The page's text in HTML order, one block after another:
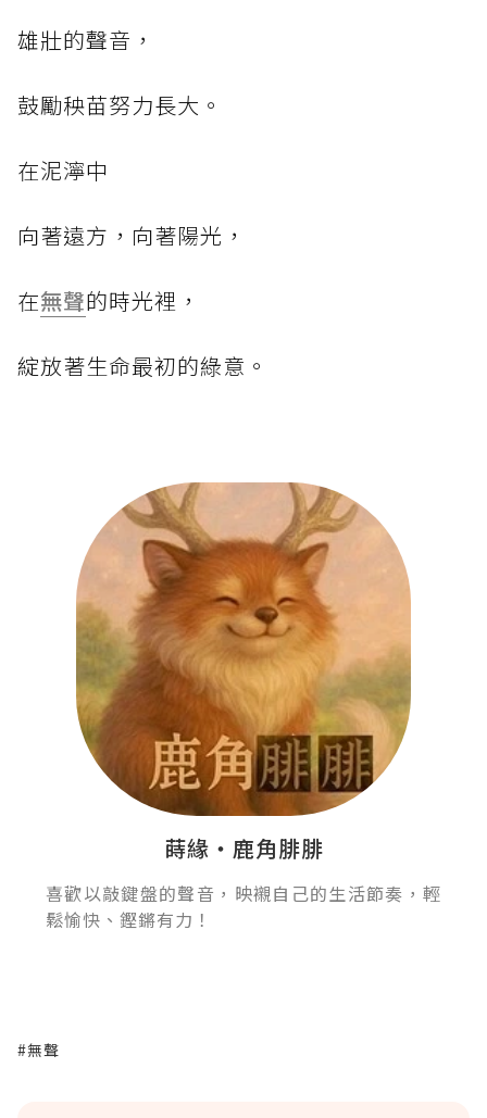
雄壯的聲音，
鼓勵秧苗努力長大。
在泥濘中
向著遠方，向著陽光，
在無聲的時光裡，
綻放著生命最初的綠意。
蒔緣‧鹿角腓腓
喜歡以敲鍵盤的聲音，映襯自己的生活節奏，輕
鬆愉快、鏗鏘有力！
#無聲